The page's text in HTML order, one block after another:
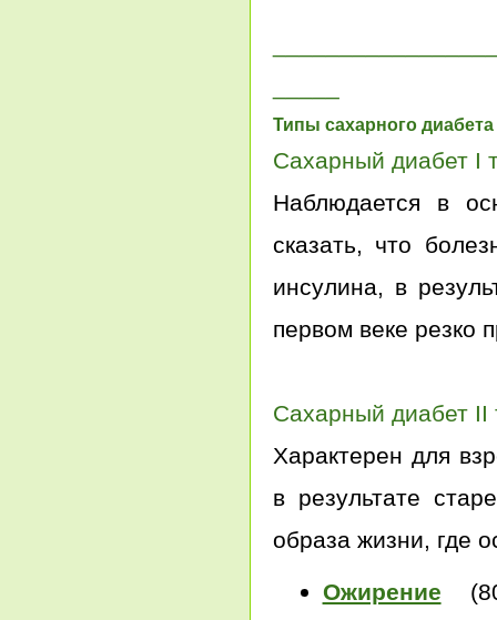
Типы сахарного диабета
Сахарный диабет I
Наблюдается в
сказать, что
инсулина, в
первом веке резко
Сахарный диабет II
Характерен для
в результате
образа жизни, где
Ожирение